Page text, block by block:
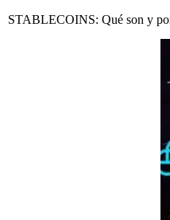
STABLECOINS: Qué son y